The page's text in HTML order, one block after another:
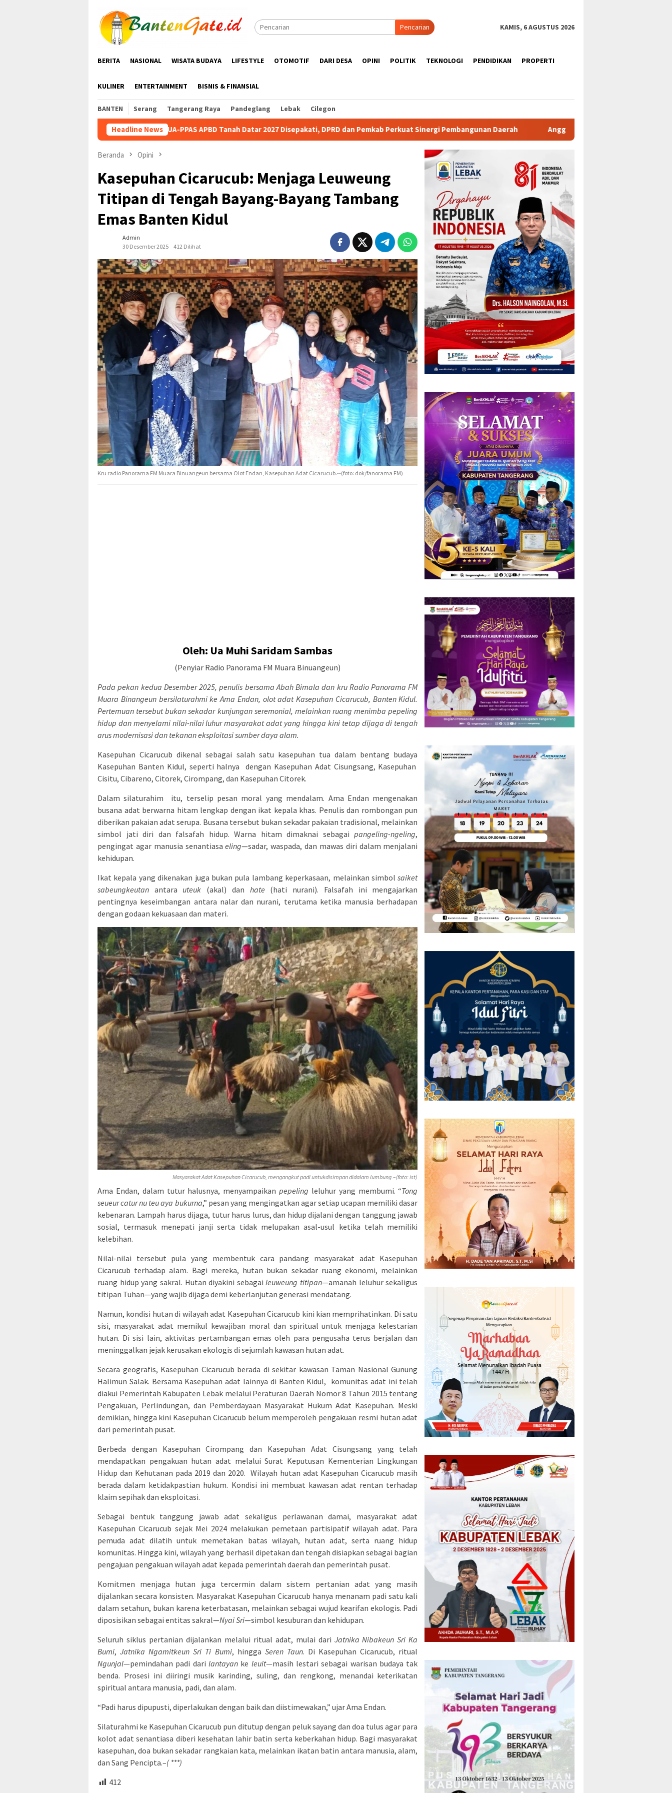
konten
Pencarian KAMIS, 6 AGUSTUS 2026
BERITA NASIONAL WISATA BUDAYA LIFESTYLE OTOMOTIF DARI DESA OPINI POLITIK TEKNOLOGI PENDIDIKAN PROPERTI
KULINER ENTERTAINMENT BISNIS & FINANSIAL
BANTEN Serang Tangerang Raya Pandeglang Lebak Cilegon
Headline News
KUA-PPAS APBD Tanah Datar 2027 Disepakati, DPRD dan Pemkab Perkuat Sinergi Pembangunan Daerah Anggota DPD RI Ade Yuliasih Tegaskan, DOB Cilangkahan untuk
Beranda Opini
Kasepuhan Cicarucub: Menjaga Leuweung
Titipan di Tengah Bayang-Bayang Tambang
Emas Banten Kidul
Admin
30 Desember 2025
412 Dilihat
Kru radio Panorama FM Muara Binuangeun bersama Olot Endan, Kasepuhan Adat Cicarucub.--(foto: dok/fanorama FM)
Oleh: Ua Muhi Saridam Sambas
(Penyiar Radio Panorama FM Muara Binuangeun)
Pada pekan kedua Desember 2025, penulis bersama Abah Bimala dan kru Radio Panorama FM
Muara Binangeun bersilaturahmi ke Ama Endan, olot adat Kasepuhan Cicarucub, Banten Kidul.
Pertemuan tersebut bukan sekadar kunjungan seremonial, melainkan ruang menimba pepeling
hidup dan menyelami nilai-nilai luhur masyarakat adat yang hingga kini tetap dijaga di tengah
arus modernisasi dan tekanan eksploitasi sumber daya alam.
Kasepuhan Cicarucub dikenal sebagai salah satu kasepuhan tua dalam bentang budaya
Kasepuhan Banten Kidul, seperti halnya dengan Kasepuhan Adat Cisungsang, Kasepuhan
Cisitu, Cibareno, Citorek, Cirompang, dan Kasepuhan Citorek.
Dalam silaturahim itu, terselip pesan moral yang mendalam. Ama Endan mengenakan
busana adat berwarna hitam lengkap dengan ikat kepala khas. Penulis dan rombongan pun
diberikan pakaian adat serupa. Busana tersebut bukan sekadar pakaian tradisional, melainkan
simbol jati diri dan falsafah hidup. Warna hitam dimaknai sebagaipangeling-ngeling,
pengingat agar manusia senantiasaeling—sadar, waspada, dan mawas diri dalam menjalani
kehidupan.
Ikat kepala yang dikenakan juga bukan pula lambang keperkasaan, melainkan simbolsaiket
sabeungkeutan antara uteuk (akal) dan hate (hati nurani). Falsafah ini mengajarkan
pentingnya keseimbangan antara nalar dan nurani, terutama ketika manusia berhadapan
dengan godaan kekuasaan dan materi.
Masyarakat Adat Kasepuhan Cicarucub, mengangkut padi untukdisimpan didalam lumbung.–(foto: ist)
Ama Endan, dalam tutur halusnya, menyampaikanpepeling leluhur yang membumi. “Tong
seueur catur nu teu aya bukurna,” pesan yang mengingatkan agar setiap ucapan memiliki dasar
kebenaran. Lampah harus dijaga, tutur harus lurus, dan hidup dijalani dengan tanggung jawab
sosial, termasuk menepati janji serta tidak melupakan asal-usul ketika telah memiliki
kelebihan.
Nilai-nilai tersebut pula yang membentuk cara pandang masyarakat adat Kasepuhan
Cicarucub terhadap alam. Bagi mereka, hutan bukan sekadar ruang ekonomi, melainkan
ruang hidup yang sakral. Hutan diyakini sebagaileuweung titipan—amanah leluhur sekaligus
titipan Tuhan—yang wajib dijaga demi keberlanjutan generasi mendatang.
Namun, kondisi hutan di wilayah adat Kasepuhan Cicarucub kini kian memprihatinkan. Di satu
sisi, masyarakat adat memikul kewajiban moral dan spiritual untuk menjaga kelestarian
hutan. Di sisi lain, aktivitas pertambangan emas oleh para pengusaha terus berjalan dan
meninggalkan jejak kerusakan ekologis di sejumlah kawasan hutan adat.
Secara geografis, Kasepuhan Cicarucub berada di sekitar kawasan Taman Nasional Gunung
Halimun Salak. Bersama Kasepuhan adat lainnya di Banten Kidul, komunitas adat ini telah
diakui Pemerintah Kabupaten Lebak melalui Peraturan Daerah Nomor 8 Tahun 2015 tentang
Pengakuan, Perlindungan, dan Pemberdayaan Masyarakat Hukum Adat Kasepuhan. Meski
demikian, hingga kini Kasepuhan Cicarucub belum memperoleh pengakuan resmi hutan adat
dari pemerintah pusat.
Berbeda dengan Kasepuhan Cirompang dan Kasepuhan Adat Cisungsang yang telah
mendapatkan pengakuan hutan adat melalui Surat Keputusan Kementerian Lingkungan
Hidup dan Kehutanan pada 2019 dan 2020. Wilayah hutan adat Kasepuhan Cicarucub masih
berada dalam ketidakpastian hukum. Kondisi ini membuat kawasan adat rentan terhadap
klaim sepihak dan eksploitasi.
Sebagai bentuk tanggung jawab adat sekaligus perlawanan damai, masyarakat adat
Kasepuhan Cicarucub sejak Mei 2024 melakukan pemetaan partisipatif wilayah adat. Para
pemuda adat dilatih untuk memetakan batas wilayah, hutan adat, serta ruang hidup
komunitas. Hingga kini, wilayah yang berhasil dipetakan dan tengah disiapkan sebagai bagian
pengajuan pengakuan wilayah adat kepada pemerintah daerah dan pemerintah pusat.
Komitmen menjaga hutan juga tercermin dalam sistem pertanian adat yang masih
dijalankan secara konsisten. Masyarakat Kasepuhan Cicarucub hanya menanam padi satu kali
dalam setahun, bukan karena keterbatasan, melainkan sebagai wujud kearifan ekologis. Padi
diposisikan sebagai entitas sakral—Nyai Sri—simbol kesuburan dan kehidupan.
Seluruh siklus pertanian dijalankan melalui ritual adat, mulai dari Jatnika Nibakeun Sri Ka
Bumi,Jatnika Ngamitkeun Sri Ti Bumi, hingga Seren Taun. Di Kasepuhan Cicarucub, ritual
Ngunjal—pemindahan padi darilantayan ke leuit—masih lestari sebagai warisan budaya tak
benda. Prosesi ini diiringi musik karinding, suling, dan rengkong, menandai keterikatan
spiritual antara manusia, padi, dan alam.
“Padi harus dipupusti, diperlakukan dengan baik dan diistimewakan,” ujar Ama Endan.
Silaturahmi ke Kasepuhan Cicarucub pun ditutup dengan peluk sayang dan doa tulus agar para
kolot adat senantiasa diberi kesehatan lahir batin serta keberkahan hidup. Bagi masyarakat
kasepuhan, doa bukan sekadar rangkaian kata, melainkan ikatan batin antara manusia, alam,
dan Sang Pencipta.–( ***)
412